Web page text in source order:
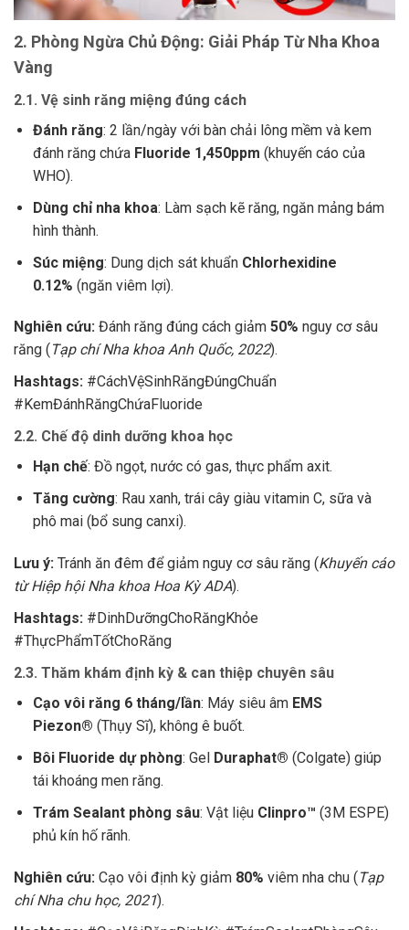
2. Phòng Ngừa Chủ Động: Giải Pháp Từ Nha Khoa
Vàng
2.1. Vệ sinh răng miệng đúng cách
Đánh răng: 2 lần/ngày với bàn chải lông mềm và kem
đánh răng chứa Fluoride 1,450ppm (khuyến cáo của
WHO).
Dùng chỉ nha khoa: Làm sạch kẽ răng, ngăn mảng bám
hình thành.
Súc miệng: Dung dịch sát khuẩn Chlorhexidine
0.12% (ngăn viêm lợi).
Nghiên cứu: Đánh răng đúng cách giảm 50% nguy cơ sâu
răng ( Tạp chí Nha khoa Anh Quốc, 2022).
Hashtags: #CáchVệSinhRăngĐúngChuẩn
#KemĐánhRăngChứaFluoride
2.2. Chế độ dinh dưỡng khoa học
Hạn chế: Đồ ngọt, nước có gas, thực phẩm axit.
Tăng cường: Rau xanh, trái cây giàu vitamin C, sữa và
phô mai (bổ sung canxi).
Lưu ý: Tránh ăn đêm để giảm nguy cơ sâu răng (Khuyến cáo
từ Hiệp hội Nha khoa Hoa Kỳ ADA).
Hashtags: #DinhDưỡngChoRăngKhỏe
#ThựcPhẩmTốtChoRăng
2.3. Thăm khám định kỳ & can thiệp chuyên sâu
Cạo vôi răng 6 tháng/lần: Máy siêu âm EMS
Piezon® (Thụy Sĩ), không ê buốt.
Bôi Fluoride dự phòng: Gel Duraphat® (Colgate) giúp
tái khoáng men răng.
Trám Sealant phòng sâu: Vật liệu Clinpro™ (3M ESPE)
phủ kín hố rãnh.
Nghiên cứu: Cạo vôi định kỳ giảm 80% viêm nha chu (Tạp
chí Nha chu học, 2021).